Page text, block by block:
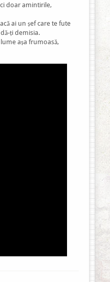
doar amintirile,
ai un șef care te fute
ți demisia.
așa frumoasă,